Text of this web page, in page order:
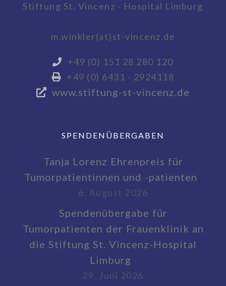
Stiftung St. Vincenz - Hospital Limburg
m.winkler(at)st-vincenz.de
+49 (0) 151 28 280 120
+49 (0) 6431 - 2924118
www.stiftung-st-vincenz.de
SPENDENÜBERGABEN
Tanja Lorenz Ehrenpreis für
Tumorpatientinnen und -patienten
6. August 2026
Spendenübergabe für
Tumorpatienten der Frauenklinik an
die Stiftung St. Vincenz-Hospital
Limburg
29. Juni 2026